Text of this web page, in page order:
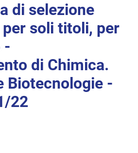
di selezione
soli titoli, per
-
di Chimica.
Biotecnologie -
22